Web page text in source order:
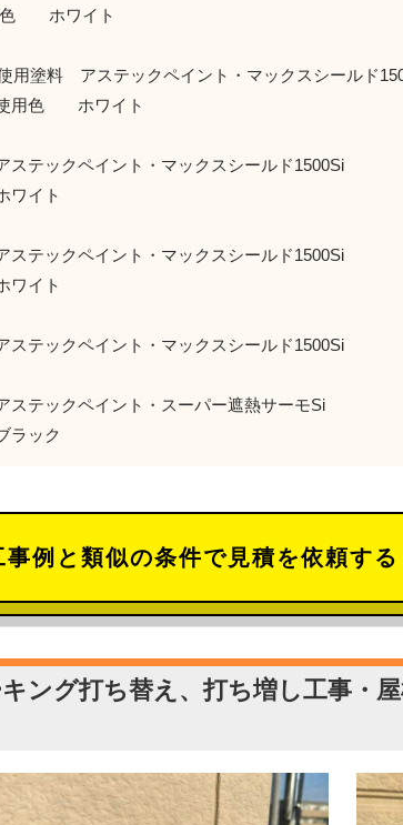
ワイト
塗料 アステックペイント・マックスシールド
ワイト
ックペイント・マックスシールド1500Si
ト
テックペイント・マックスシールド1500Si
ト
テックペイント・マックスシールド1500Si
ックペイント・スーパー遮熱サーモSi
ク
事例と類似の条件で見積を依頼する
ング打ち替え、打ち増し工事・